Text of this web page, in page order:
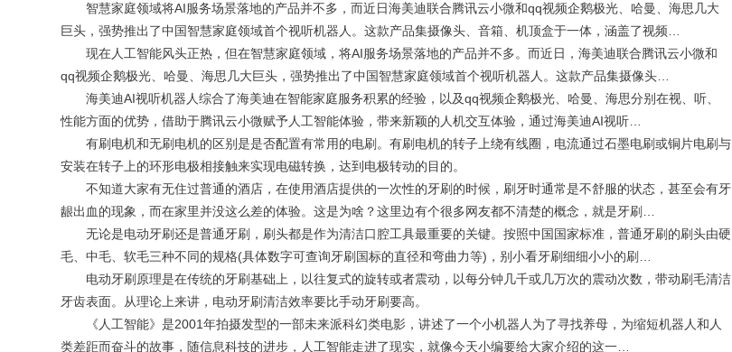
智慧家庭领域将AI服务场景落地的产品并不多，而近日海美迪联合腾讯云小微和qq视频企鹅极光、哈曼、海思几大
巨头，强势推出了中国智慧家庭领域首个视听机器人。这款产品集摄像头、音箱、机顶盒于一体，涵盖了视频…
现在人工智能风头正热，但在智慧家庭领域，将AI服务场景落地的产品并不多。而近日，海美迪联合腾讯云小微和
qq视频企鹅极光、哈曼、海思几大巨头，强势推出了中国智慧家庭领域首个视听机器人。这款产品集摄像头…
海美迪AI视听机器人综合了海美迪在智能家庭服务积累的经验，以及qq视频企鹅极光、哈曼、海思分别在视、听、
性能方面的优势，借助于腾讯云小微赋予人工智能体验，带来新颖的人机交互体验，通过海美迪AI视听…
有刷电机和无刷电机的区别是是否配置有常用的电刷。有刷电机的转子上绕有线圈，电流通过石墨电刷或铜片电刷与
安装在转子上的环形电极相接触来实现电磁转换，达到电极转动的目的。
不知道大家有无住过普通的酒店，在使用酒店提供的一次性的牙刷的时候，刷牙时通常是不舒服的状态，甚至会有牙
龈出血的现象，而在家里并没这么差的体验。这是为啥？这里边有个很多网友都不清楚的概念，就是牙刷…
无论是电动牙刷还是普通牙刷，刷头都是作为清洁口腔工具最重要的关键。按照中国国家标准，普通牙刷的刷头由硬
毛、中毛、软毛三种不同的规格(具体数字可查询牙刷国标的直径和弯曲力等)，别小看牙刷细细小小的刷…
电动牙刷原理是在传统的牙刷基础上，以往复式的旋转或者震动，以每分钟几千或几万次的震动次数，带动刷毛清洁
牙齿表面。从理论上来讲，电动牙刷清洁效率要比手动牙刷要高。
《人工智能》是2001年拍摄发型的一部未来派科幻类电影，讲述了一个小机器人为了寻找养母，为缩短机器人和人
类差距而奋斗的故事，随信息科技的进步，人工智能走进了现实，就像今天小编要给大家介绍的这一…